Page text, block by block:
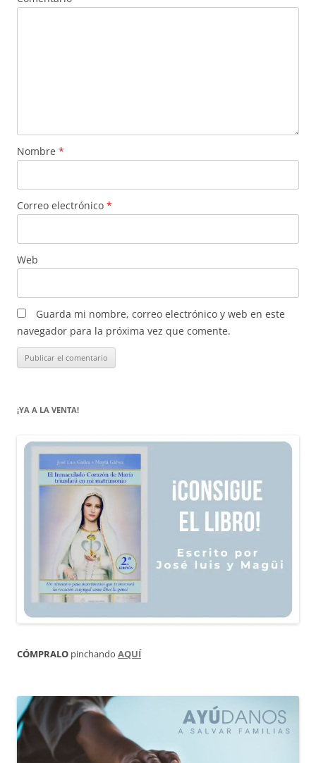
Nombre *
Correo electrónico *
Web
Guarda mi nombre, correo electrónico y web en este
navegador para la próxima vez que comente.
¡YA A LA VENTA!
CÓMPRALO pinchando AQUÍ